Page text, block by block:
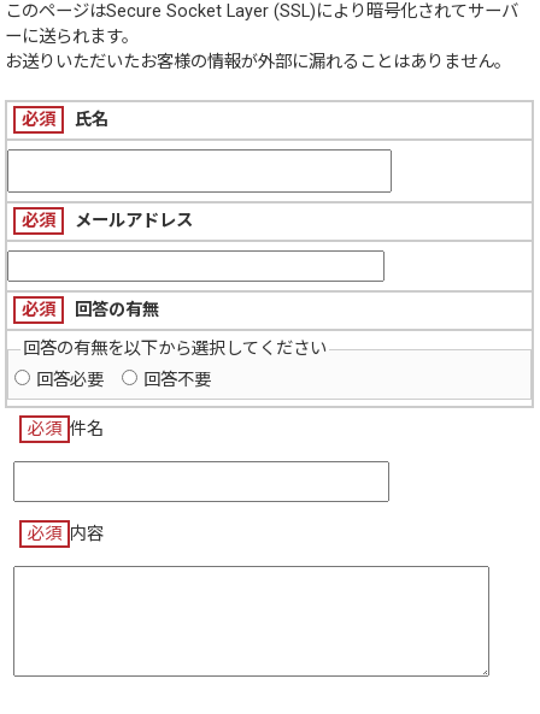
このページはSecure Socket Layer (SSL)により暗号化されてサーバ
ーに送られます。
お送りいただいたお客様の情報が外部に漏れることはありません。
必須 氏名
必須 メールアドレス
必須
回答の有無
回答の有無を以下から選択してください
回答必要
回答不要
必須 件名
必須 内容